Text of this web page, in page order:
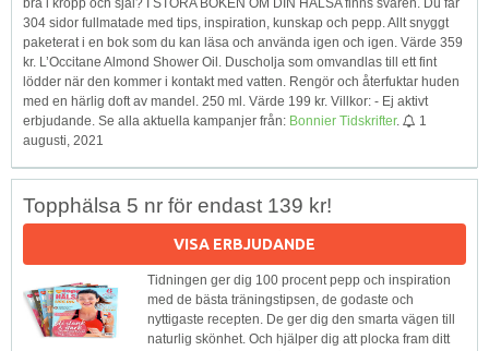
bra i kropp och själ? I STORA BOKEN OM DIN HÄLSA finns svaren. Du får
304 sidor fullmatade med tips, inspiration, kunskap och pepp. Allt snyggt
paketerat i en bok som du kan läsa och använda igen och igen. Värde 359
kr. L’Occitane Almond Shower Oil. Duscholja som omvandlas till ett fint
lödder när den kommer i kontakt med vatten. Rengör och återfuktar huden
med en härlig doft av mandel. 250 ml. Värde 199 kr. Villkor: - Ej aktivt
erbjudande. Se alla aktuella kampanjer från: Bonnier Tidskrifter.
1
augusti, 2021
Topphälsa 5 nr för endast 139 kr!
VISA ERBJUDANDE
Tidningen ger dig 100 procent pepp och inspiration
med de bästa träningstipsen, de godaste och
nyttigaste recepten. De ger dig den smarta vägen till
naturlig skönhet. Och hjälper dig att plocka fram ditt